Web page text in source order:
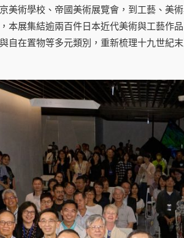
美術學校、帝國美術展覽會，到工藝、美
本展集結逾兩百件日本近代美術與工藝作
自在置物等多元類別，重新梳理十九世紀